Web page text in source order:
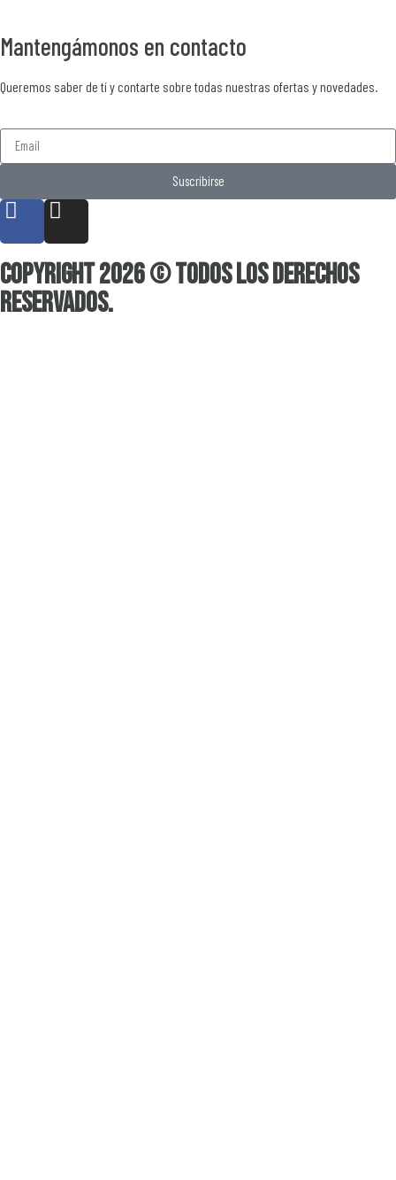
Mantengámonos en contacto
Queremos saber de tí y contarte sobre todas nuestras ofertas y novedades.
Suscribirse
Copyright 2026 © Todos los derechos
reservados.